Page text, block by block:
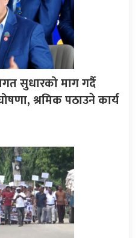
सुधारको माग गर्दै
श्रमिक पठाउने कार्य